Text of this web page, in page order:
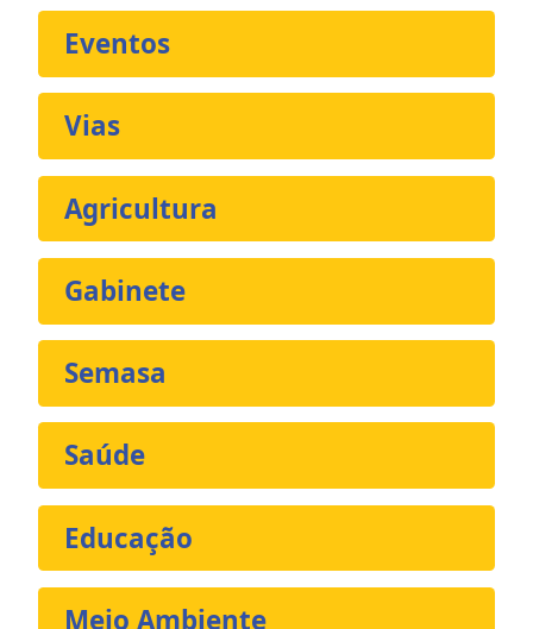
Eventos
Vias
Agricultura
Gabinete
Semasa
Saúde
Educação
Meio Ambiente